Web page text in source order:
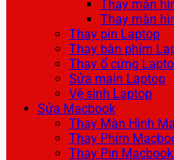
Thay màn
Thay màn
Thay pin Laptop
Thay bàn phím
Thay ổ cứng
Sửa main Laptop
Vệ sinh Laptop
Sửa Macbook
Thay Màn Hình
Thay Phím
Thay Pin Macbook